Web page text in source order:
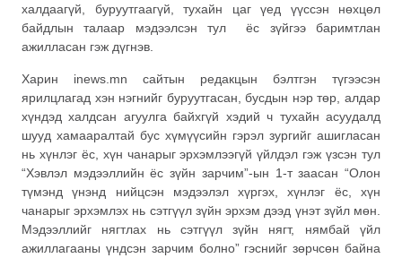
халдаагүй, буруутгаагүй, тухайн цаг үед үүссэн нөхцөл
байдлын талаар мэдээлсэн тул ёс зүйгээ баримтлан
ажилласан гэж дүгнэв.
Харин inews.mn сайтын редакцын бэлтгэн түгээсэн
ярилцлагад хэн нэгнийг буруутгасан, бусдын нэр төр, алдар
хүндэд халдсан агуулга байхгүй хэдий ч тухайн асуудалд
шууд хамааралтай бус хүмүүсийн гэрэл зургийг ашигласан
нь хүнлэг ёс, хүн чанарыг эрхэмлээгүй үйлдэл гэж үзсэн тул
“Хэвлэл мэдээллийн ёс зүйн зарчим”-ын 1-т заасан “Олон
түмэнд үнэнд нийцсэн мэдээлэл хүргэх, хүнлэг ёс, хүн
чанарыг эрхэмлэх нь сэтгүүл зүйн эрхэм дээд үнэт зүйл мөн.
Мэдээллийг нягтлах нь сэтгүүл зүйн нягт, нямбай үйл
ажиллагааны үндсэн зарчим болно” гэснийг зөрчсөн байна